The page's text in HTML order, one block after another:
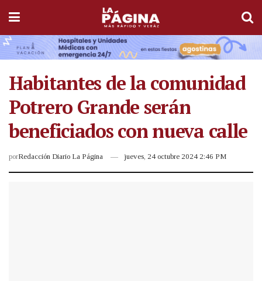
Habitantes de la comunidad
Potrero Grande serán
beneficiados con nueva calle
porRedacción Diario La Página jueves, 24 octubre 2024 2:46 PM